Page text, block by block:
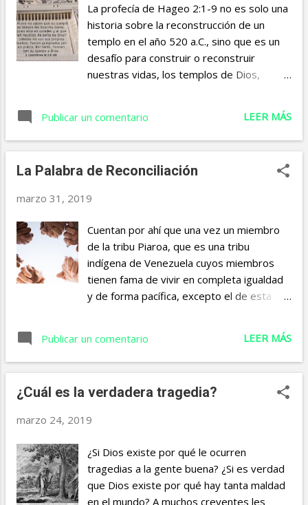
La profecía de Hageo 2:1-9 no es solo una
historia sobre la reconstrucción de un
templo en el año 520 a.C., sino que es un
desafío para construir o reconstruir
nuestras vidas, los templos de Dios,
de nuestras vidas según la voluntad de
Dios requiere atender su palabra, su voz,
obrar en nuestras vidas a través de su
mensaje de Dios no es al aire, a las
Dios es a las personas y Él nos conoce por
nombre. En los versículos 1 y 2 se nos
presentan 5 personajes a los que Dios
habla: Hageo, Zorobabel, Salatiel, Josué y
Josadac. Escritos así, estos nombres no
significado de estos nombres podemos
ver la acción de Dios que reconstruye
nuestras vidas según su voluntad: “Dios
llama a una celebración...
Publicar un comentario LEER MÁS
La Palabra de Reconciliación
marzo 31, 2019
Cuentan por ahí que una vez un miembro
de la tribu Piaroa, que es una tribu
indígena de Venezuela cuyos miembros
tienen fama de vivir en completa igualdad
y de forma pacífica, excepto el de esta
estaba decidido a tomar venganza de un
enemigo que lo había ofendido
matarlo sin piedad! El anciano lo escuchó
a hacer lo que tenía pensado, pero antes
fumara con calma al pie del árbol sagrado
del pueblo. El hombre cargó su pipa y fue a
sentarse bajo la copa del gran árbol. Tardó
Publicar un comentario LEER MÁS
¿Cuál es la verdadera tragedia?
marzo 24, 2019
¿Si Dios existe por qué le ocurren
tragedias a la gente buena? ¿Si es verdad
que Dios existe por qué hay tanta maldad
en el mundo? A muchos creyentes les